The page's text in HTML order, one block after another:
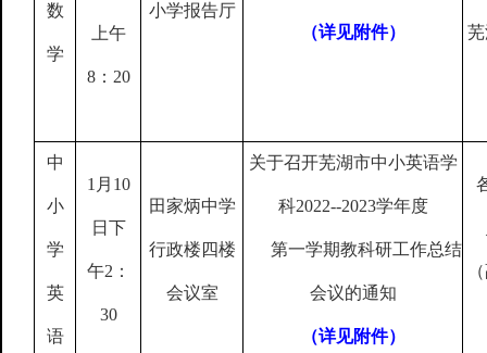
数
学
上午
8： 20
小学报告厅
（详见附件）
中
小
学
英
语
1 月 10
日下
午2 ：
30
田家炳中学
行政楼四楼
会议室
关于召开芜湖市中小英语学
科2022--2023学年度
第一学期教科研工作总结
会议的通知
（详见附件）